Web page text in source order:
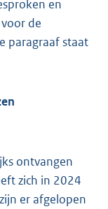
en
de
paragraaf staat
ontvangen
zich in 2024
er afgelopen